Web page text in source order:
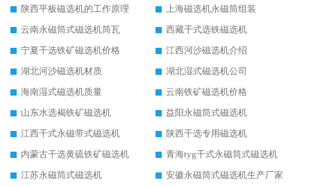
陕西平板磁选机的工作原理
上海磁选机永磁筒组装
云南永磁筒式磁选机筒瓦
西藏干式选铁磁选机
宁夏干选铁矿磁选机价格
江西河沙磁选机介绍
湖北河沙磁选机材质
湖北湿式磁选机公司
海南湿式磁选机质量
云南铁矿磁选机价格
山东水选褐铁矿磁选机
益阳永磁筒式磁选机
江西干式永磁带式磁选机
陕西干选专用磁选机
内蒙古干选黄硫铁矿磁选机
青海tyg干式永磁筒式磁选机
江苏永磁筒式磁选机
安徽永磁筒式磁选机生产厂家